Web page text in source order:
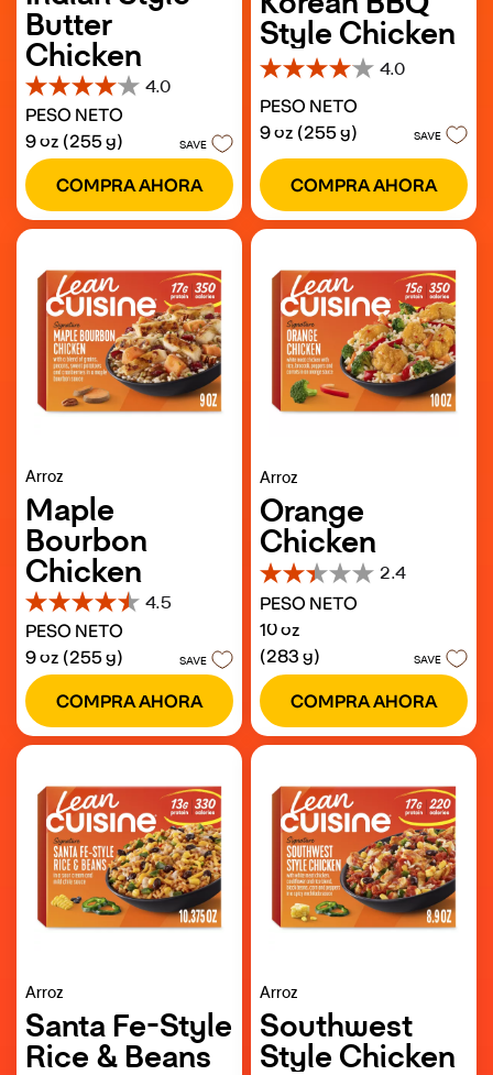
Butter
Chicken
4.0
4.0
de
5
estrellas.
95
reseñas
PESO NETO
9 oz (255 g)
SAVE
COMPRA AHORA
Style Chicken
4.0
4.0
de
5
estrellas.
109
reseñas
PESO NETO
9 oz (255 g)
SAVE
COMPRA AHORA
Arroz
Maple
Bourbon
Chicken
4.5
4.5
de
5
estrellas.
329
reseñas
PESO NETO
9 oz (255 g)
SAVE
COMPRA AHORA
Arroz
Orange
Chicken
2.4
2.4
de
5
estrellas.
28
reseñas
PESO NETO
10 oz
(283 g)
SAVE
COMPRA AHORA
Arroz
Santa Fe-Style
Rice & Beans
Arroz
Southwest
Style Chicken